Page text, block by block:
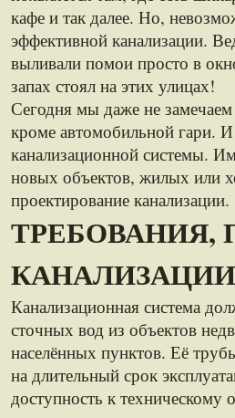
кафе и так далее. Но,
эффективной канализации.
выливали помои просто в
запах стоял на этих улицах!
Сегодня мы даже не
кроме автомобильной гари.
канализационной системы.
новых объектов, жилых или
проектирование канализации.
ТРЕБОВАНИЯ,
КАНАЛИЗАЦИИ
Канализационная система
сточных вод из объектов
населённых пунктов. Её
на длительный срок
доступность к техническому